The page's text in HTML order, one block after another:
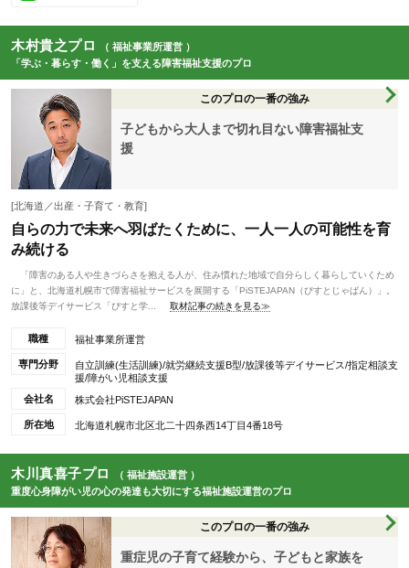
木村貴之プロ
（ 福祉事業所運営 ）
「学ぶ・暮らす・働く」を支える障害福祉支援のプロ
このプロの一番の強み
子どもから大人まで切れ目ない障害福祉支
援
[北海道／出産・子育て・教育]
自らの力で未来へ羽ばたくために、一人一人の可能性を育
み続ける
「障害のある人や生きづらさを抱える人が、住み慣れた地域で自分らしく暮らしていくため
に」と、北海道札幌市で障害福祉サービスを展開する「PiSTEJAPAN（ぴすとじゃぱん）」。
放課後等デイサービス「ぴすと学...
取材記事の続きを見る≫
職種 福祉事業所運営
専門分野
自立訓練(生活訓練)/就労継続支援B型/放課後等デイサービス/指定相談支
援/障がい児相談支援
会社名
株式会社PiSTEJAPAN
所在地 北海道札幌市北区北二十四条西14丁目4番18号
木川真喜子プロ
（ 福祉施設運営 ）
重度心身障がい児の心の発達も大切にする福祉施設運営のプロ
このプロの一番の強み
重症児の子育て経験から、子どもと家族を